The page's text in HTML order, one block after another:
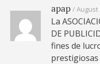
apap August
La
DE
fines de
prestigiosas